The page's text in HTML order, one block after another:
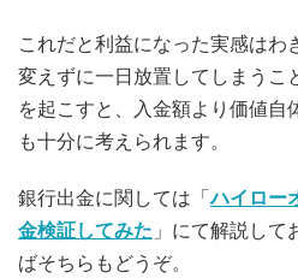
これだと利益になった実感はわ
変えずに一日放置してしまうこ
を起こすと、入金額より価値自
も十分に考えられます。
銀行出金に関しては「ハイロー
金検証してみた 」にて解説し
ばそちらもどうぞ。